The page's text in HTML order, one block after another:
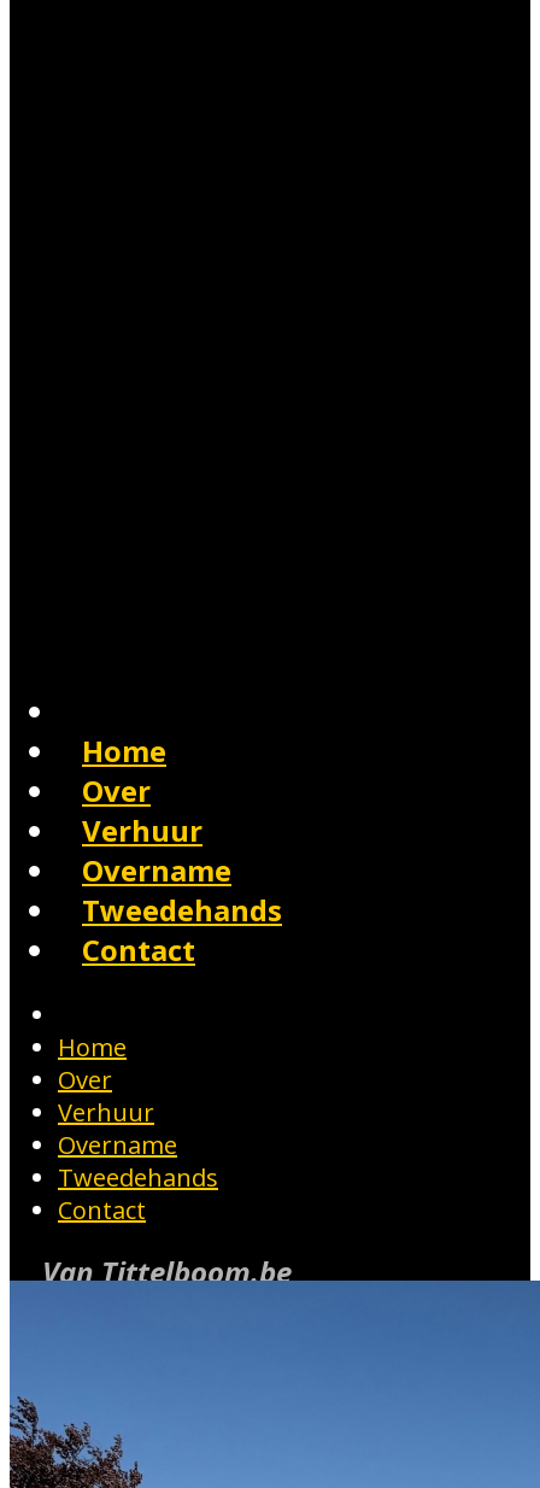
Home
Over
Verhuur
Overname
Tweedehands
Contact
Home
Over
Verhuur
Overname
Tweedehands
Contact
Van Tittelboom.be